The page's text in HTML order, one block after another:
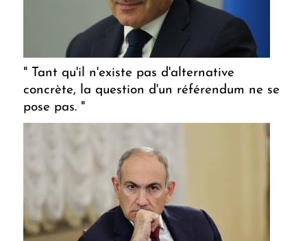
" Tant qu'il n'existe pas d'alternative
concrète, la question d'un référendum ne se
pose pas. "